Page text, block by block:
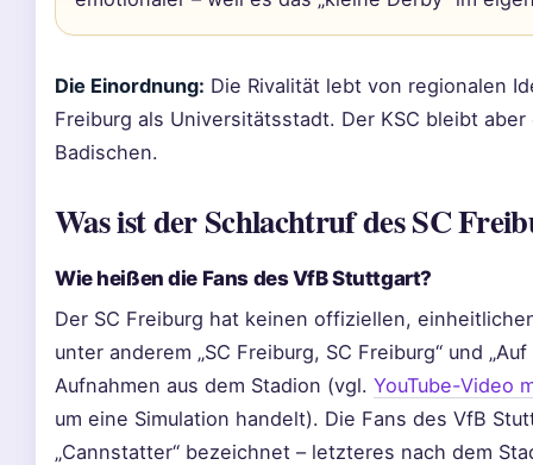
Die Einordnung: Die Rivalität lebt von regionalen
Freiburg als Universitätsstadt. Der KSC bleibt
Badischen.
Was ist der Schlachtruf des SC
Wie heißen die Fans des VfB Stuttgart?
Der SC Freiburg hat keinen offiziellen,
unter anderem „SC Freiburg, SC Freiburg“ und
Aufnahmen aus dem Stadion (vgl. YouTube-Video
um eine Simulation handelt). Die Fans des VfB
„Cannstatter“ bezeichnet – letzteres nach dem